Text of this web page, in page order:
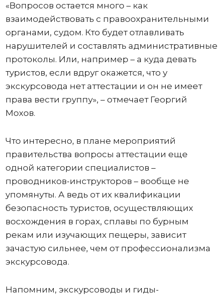
«Вопросов остается много – как
взаимодействовать с правоохранительными
органами, судом. Кто будет отлавливать
нарушителей и составлять административные
протоколы. Или, например – а куда девать
туристов, если вдруг окажется, что у
экскурсовода нет аттестации и он не имеет
права вести группу», – отмечает Георгий
Мохов.
Что интересно, в плане мероприятий
правительства вопросы аттестации еще
одной категории специалистов –
проводников-инструкторов – вообще не
упомянуты. А ведь от их квалификации
безопасность туристов, осуществляющих
восхождения в горах, сплавы по бурным
рекам или изучающих пещеры, зависит
зачастую сильнее, чем от профессионализма
экскурсовода.
Напомним, экскурсоводы и гиды-